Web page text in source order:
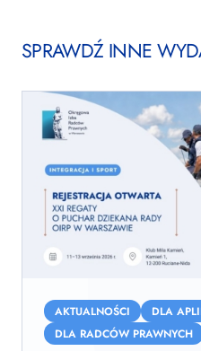
SPRAWDŹ INNE
RegatyAKTUALNOŚCI
DLA
DLA RADCÓW PRAWNYCH